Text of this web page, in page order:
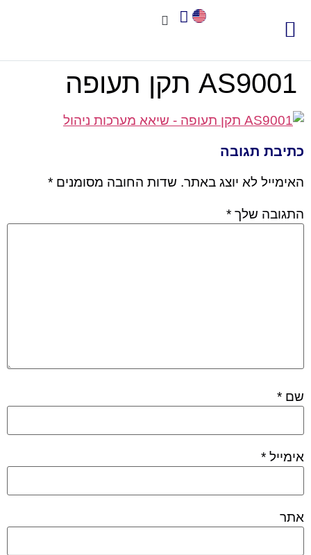
AS9001 תקן תעופה
כתיבת תגובה
האימייל לא יוצג באתר. שדות החובה מסומנים *
התגובה שלך *
שם *
אימייל *
אתר